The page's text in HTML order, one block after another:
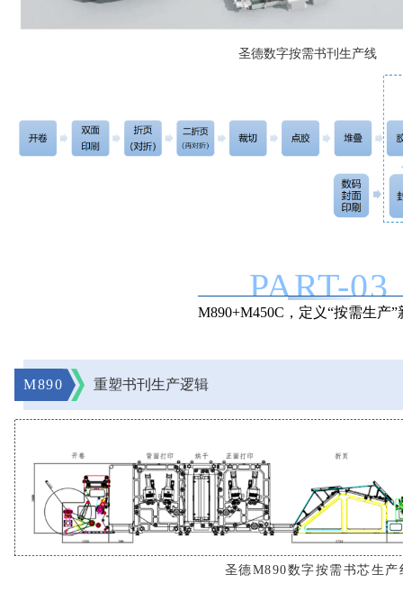
圣德数字按需书刊生产线
PART-03
M890+M450C，定义“按需生产”
M890 重塑书刊生产逻辑
圣德M890数字按需书芯生产